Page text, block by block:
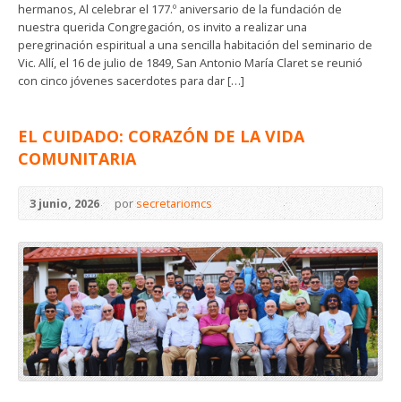
hermanos, Al celebrar el 177.º aniversario de la fundación de
nuestra querida Congregación, os invito a realizar una
peregrinación espiritual a una sencilla habitación del seminario de
Vic. Allí, el 16 de julio de 1849, San Antonio María Claret se reunió
con cinco jóvenes sacerdotes para dar […]
EL CUIDADO: CORAZÓN DE LA VIDA
COMUNITARIA
3 junio, 2026 porsecretariomcs